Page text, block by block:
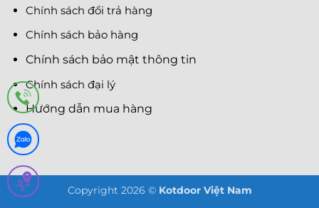
Chính sách đổi trả hàng
Chính sách bảo hàng
Chính sách bảo mật thông tin
Chính sách đại lý
Hướng dẫn mua hàng
Copyright 2026 © Kotdoor Việt Nam